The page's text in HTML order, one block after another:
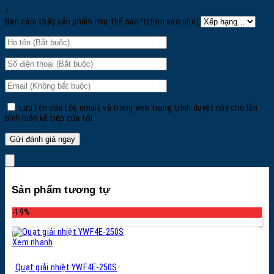
+
Bạn cảm thấy sản phẩm như thế nào?(chọn sao nhé):
Lưu tên của tôi, email, và trang web trong trình duyệt này cho lần
bình luận kế tiếp của tôi.
Sản phẩm tương tự
-19%
Xem nhanh
Quạt giải nhiệt YWF4E-250S